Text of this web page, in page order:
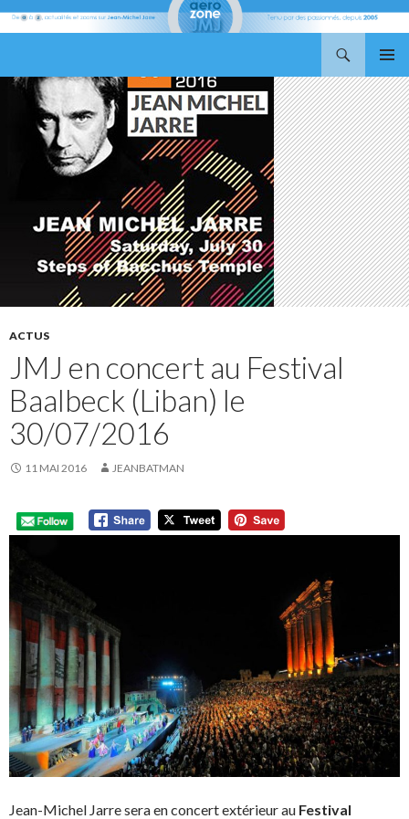
MENU
AU
CONTENU
ACTUS
JMJ en concert au Festival
Baalbeck (Liban) le
30/07/2016
11 MAI 2016 JEANBATMAN
Jean-Michel Jarre sera en concert extérieur au Festival